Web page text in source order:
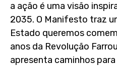
a ação é uma visão
2035. O Manifesto traz
Estado queremos
anos da Revolução
apresenta caminhos